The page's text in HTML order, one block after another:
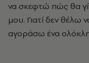
να σκεφτώ πώς θα
μου. Γιατί δεν θέλω
αγοράσω ένα